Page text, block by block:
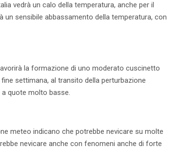
vedrà un calo della temperatura, anche per il
un sensibile abbassamento della temperatura, con
la formazione di uno moderato cuscinetto
settimana, al transito della perturbazione
quote molto basse.
meteo indicano che potrebbe nevicare su molte
nevicare anche con fenomeni anche di forte